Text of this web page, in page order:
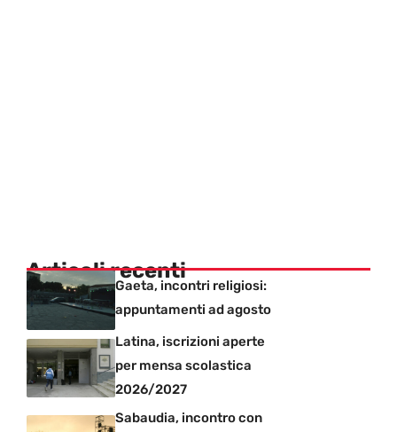
Articoli recenti
Gaeta, incontri religiosi:
appuntamenti ad agosto
Latina, iscrizioni aperte
per mensa scolastica
2026/2027
Sabaudia, incontro con